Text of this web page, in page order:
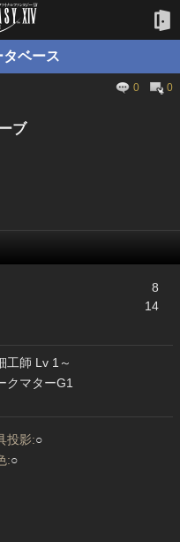
ベース
0
0
ブ
8
14
工師 Lv 1～
クマターG1
投影:○
:○